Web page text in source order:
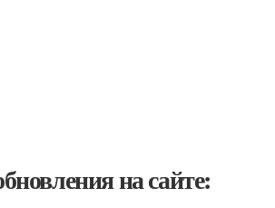
на сайте: